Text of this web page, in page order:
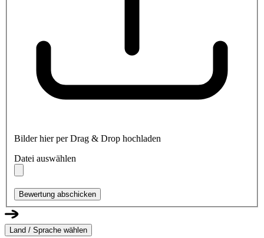
Bilder hier per Drag & Drop hochladen
Datei auswählen
Bewertung abschicken
Land / Sprache wählen